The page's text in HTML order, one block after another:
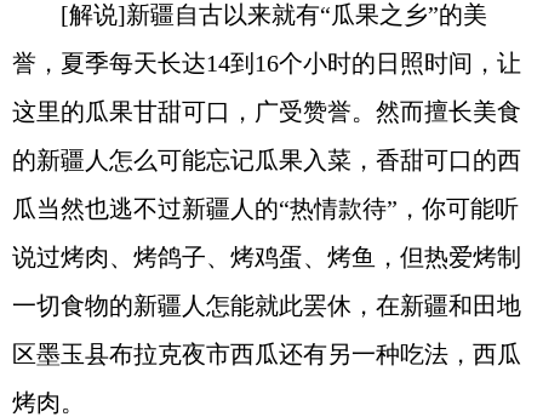
[解说]新疆自古以来就有“瓜果之乡”的美
誉，夏季每天长达14到16个小时的日照时间，让
这里的瓜果甘甜可口，广受赞誉。然而擅长美食
的新疆人怎么可能忘记瓜果入菜，香甜可口的西
瓜当然也逃不过新疆人的“热情款待”，你可能听
说过烤肉、烤鸽子、烤鸡蛋、烤鱼，但热爱烤制
一切食物的新疆人怎能就此罢休，在新疆和田地
区墨玉县布拉克夜市西瓜还有另一种吃法，西瓜
烤肉。